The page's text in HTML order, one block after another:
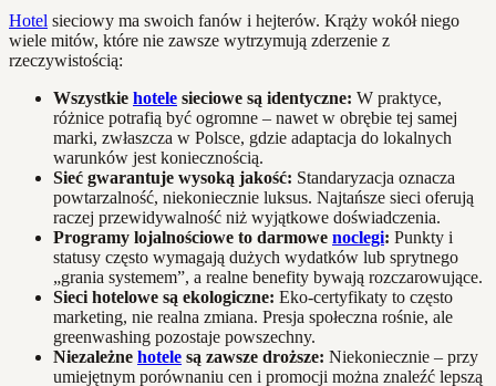
Hotel sieciowy ma swoich fanów i hejterów. Krąży wokół niego
wiele mitów, które nie zawsze wytrzymują zderzenie z
rzeczywistością:
Wszystkie hotele sieciowe są identyczne: W praktyce,
różnice potrafią być ogromne – nawet w obrębie tej samej
marki, zwłaszcza w Polsce, gdzie adaptacja do lokalnych
warunków jest koniecznością.
Sieć gwarantuje wysoką jakość: Standaryzacja oznacza
powtarzalność, niekoniecznie luksus. Najtańsze sieci oferują
raczej przewidywalność niż wyjątkowe doświadczenia.
Programy lojalnościowe to darmowe noclegi: Punkty i
statusy często wymagają dużych wydatków lub sprytnego
„grania systemem”, a realne benefity bywają rozczarowujące.
Sieci hotelowe są ekologiczne: Eko-certyfikaty to często
marketing, nie realna zmiana. Presja społeczna rośnie, ale
greenwashing pozostaje powszechny.
Niezależne hotele są zawsze droższe: Niekoniecznie – przy
umiejętnym porównaniu cen i promocji można znaleźć lepszą